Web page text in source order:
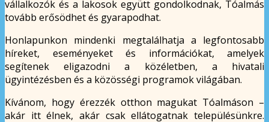
vállalkozók és a lakosok együtt gondolkodnak, Tóalmás
tovább erősödhet és gyarapodhat.
Honlapunkon mindenki megtalálhatja a legfontosabb
híreket, eseményeket és információkat, amelyek
segítenek eligazodni a közéletben, a hivatali
ügyintézésben és a közösségi programok világában.
Kívánom, hogy érezzék otthon magukat Tóalmáson –
akár itt élnek, akár csak ellátogatnak településünkre.